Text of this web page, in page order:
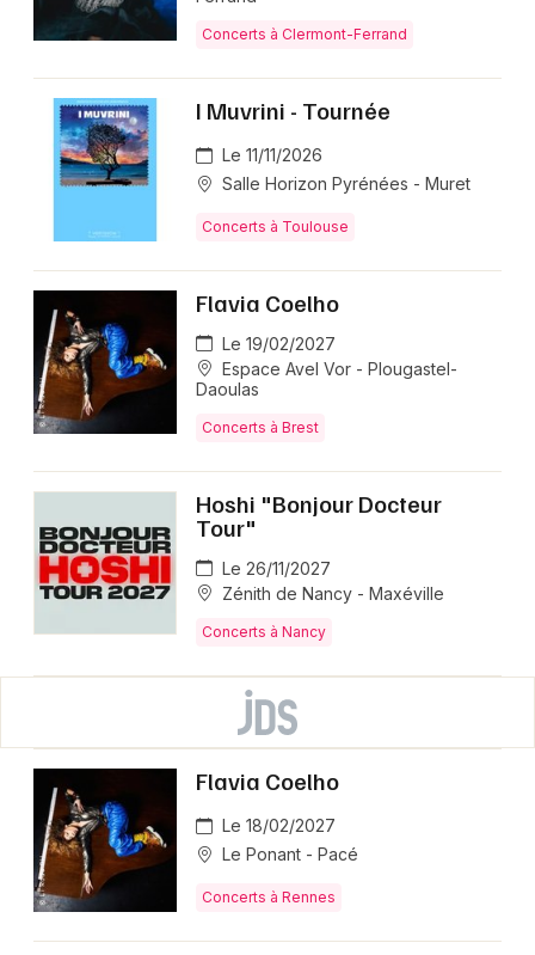
Concerts à Clermont-Ferrand
I Muvrini - Tournée
Le 11/11/2026
Salle Horizon Pyrénées - Muret
Concerts à Toulouse
Flavia Coelho
Le 19/02/2027
Espace Avel Vor - Plougastel-
Daoulas
Concerts à Brest
Hoshi "Bonjour Docteur
Tour"
Le 26/11/2027
Zénith de Nancy - Maxéville
Concerts à Nancy
Flavia Coelho
Le 18/02/2027
Le Ponant - Pacé
Concerts à Rennes